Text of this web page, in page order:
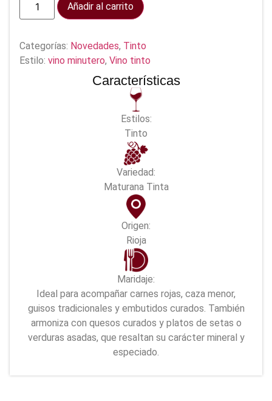
Añadir al carrito
Categorías: Novedades, Tinto
Estilo: vino minutero, Vino tinto
Características
Estilos:
Tinto
Variedad:
Maturana Tinta
Origen:
Rioja
Maridaje:
Ideal para acompañar carnes rojas, caza menor,
guisos tradicionales y embutidos curados. También
armoniza con quesos curados y platos de setas o
verduras asadas, que resaltan su carácter mineral y
especiado.